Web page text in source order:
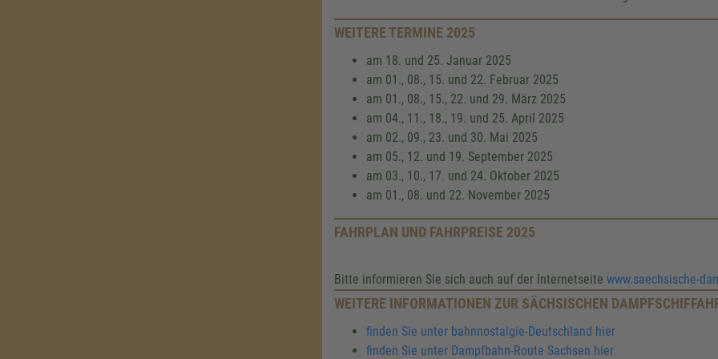
WEITERE TERMINE 2025
am 18. und 25. Januar 2025
am 01., 08., 15. und 22. Februar 2025
am 01., 08., 15., 22. und 29. März 2025
am 04., 11., 18., 19. und 25. April 2025
am 02., 09., 23. und 30. Mai 2025
am 05., 12. und 19. September 2025
am 03., 10., 17. und 24. Oktober 2025
am 01., 08. und 22. November 2025
FAHRPLAN UND FAHRPREISE 2025
Bitte informieren Sie sich auch auf der Internetseite www.saechsische-
WEITERE INFORMATIONEN ZUR SÄCHSISCHEN
finden Sie unter bahnnostalgie-Deutschland hier
finden Sie unter Dampfbahn-Route Sachsen hier